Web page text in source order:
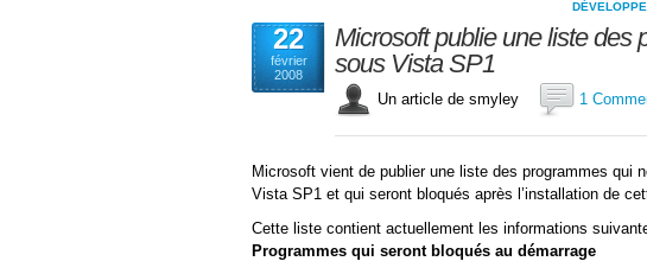
22
février
2008
Microsoft publie une liste des
sous Vista SP1
Un article de smyley 1
Microsoft vient de publier une liste des programmes qui
Vista SP1 et qui seront bloqués après l’installation de
Cette liste contient actuellement les informations
Programmes qui seront bloqués au démarrage